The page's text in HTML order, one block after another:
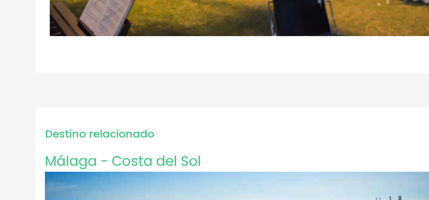
Destino relacionado
Málaga - Costa del Sol